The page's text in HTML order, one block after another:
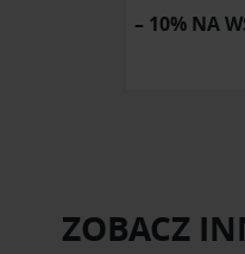
– 10% NA
ZOBACZ